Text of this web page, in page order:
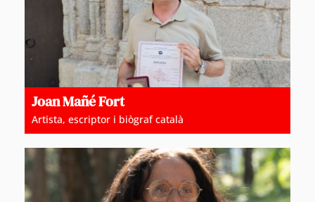
Joan Mañé Fort
Artista, escriptor i biògraf català